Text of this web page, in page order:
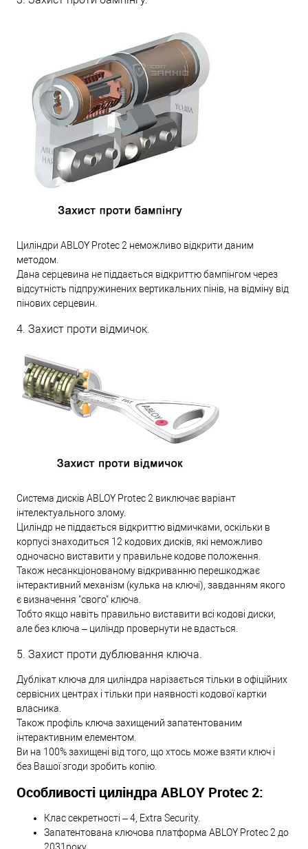
Циліндри ABLOY Protec 2 неможливо відкрити даним
методом.
Дана серцевина не піддається відкриттю бампінгом через
відсутність підпружинених вертикальних пінів, на відміну від
пінових серцевин.
4. Захист проти відмичок.
Система дисків ABLOY Protec 2 виключає варіант
інтелектуального злому.
Циліндр не піддається відкриттю відмичками, оскільки в
корпусі знаходиться 12 кодових дисків, які неможливо
одночасно виставити у правильне кодове положення.
Також несанкціонованому відкриванню перешкоджає
інтерактивний механізм (кулька на ключі), завданням якого
є визначення "свого" ключа.
Тобто якщо навіть правильно виставити всі кодові диски,
але без ключа – циліндр провернути не вдасться.
5. Захист проти дублювання ключа.
Дублікат ключа для циліндра нарізається тільки в офіційних
сервісних центрах і тільки при наявності кодової картки
власника.
Також профіль ключа захищений запатентованим
інтерактивним елементом.
Ви на 100% захищені від того, що хтось може взяти ключ і
без Вашої згоди зробить копію.
Особливості циліндра ABLOY Protec 2:
Клас секретності – 4, Extra Security.
Запатентована ключова платформа ABLOY Protec 2 до
2031року.